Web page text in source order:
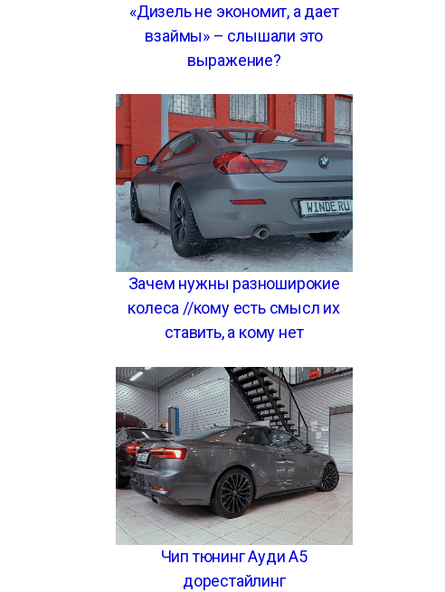
«Дизель не экономит, а дает
взаймы» – слышали это
выражение?
Зачем нужны разноширокие
колеса //кому есть смысл их
ставить, а кому нет
Чип тюнинг Ауди А5
дорестайлинг